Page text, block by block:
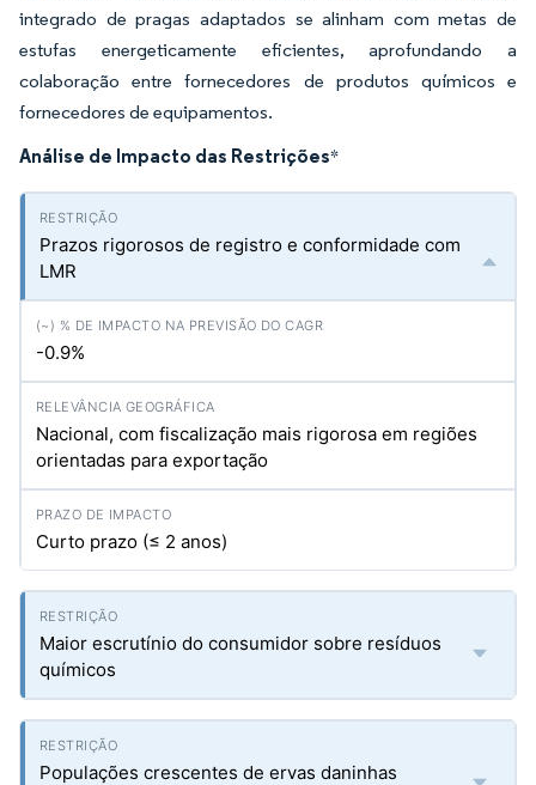
integrado de pragas adaptados se alinham com metas de
estufas energeticamente eficientes, aprofundando a
colaboração entre fornecedores de produtos químicos e
fornecedores de equipamentos.
Análise de Impacto das Restrições*
Prazos rigorosos de registro e conformidade com
LMR
-0.9%
Nacional, com fiscalização mais rigorosa em regiões
orientadas para exportação
Curto prazo (≤ 2 anos)
Maior escrutínio do consumidor sobre resíduos
químicos
Populações crescentes de ervas daninhas